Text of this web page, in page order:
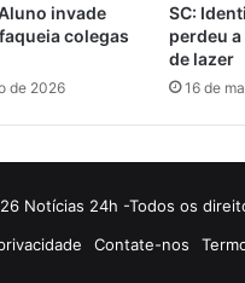
invade
colegas
de 2026
SC:
perdeu
de lazer
16 de
Notícias 24h -Todos os
Contate-nos